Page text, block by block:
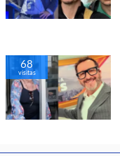
68
visitas